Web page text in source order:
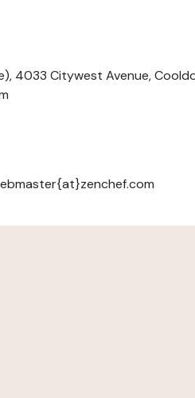
4033 Citywest Avenue,